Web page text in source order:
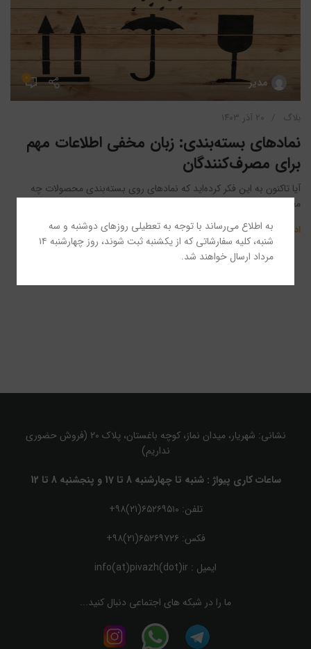
به اطلاع می‌رساند با توجه به تعطیلی روزهای دوشنبه و سه
شنبه، کلیه سفارشاتی که از یکشنبه ثبت شوند، روز چهارشنبه ۱۴
مرداد ارسال خواهند شد.
مدیر ۰
بلاگ ۲۰ آذر ۱۴۰۳
نمادهای بسته‌بندی: زبان مخفی اطلاعات مهم
برای مصرف‌کنندگان
آیا تاکنون به این فکر کرده‌اید که نمادهای روی بسته‌بندی محصولات چه
معنایی دارند؟ این نمادها صرفاً تزئینی نیستند؛ ...
ادامه مطلب
نشانی: شهریار، میدان نماز، کوچه باغستان، پلاک ۲۰ (فروش حضوری
نداریم)
ساعات کاری پیواژ : شنبه تا چهارشنبه 8 تا 17 و پنجشنبه 8 تا 12
تلفن: ۶۵۲۶۹۵۱۰(۲۱)۹۸+
فکس: ۶۵۲۶۹۷۲۶(۲۱)۹۸+
ایمیل : info(at)pivazh(dot)ir
ما را در شبکه های اجتماعی دنبال کنید...